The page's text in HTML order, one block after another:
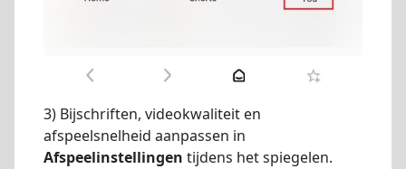
3) Bijschriften, videokwaliteit en
afspeelsnelheid aanpassen in
Afspeelinstellingen tijdens het spiegelen.